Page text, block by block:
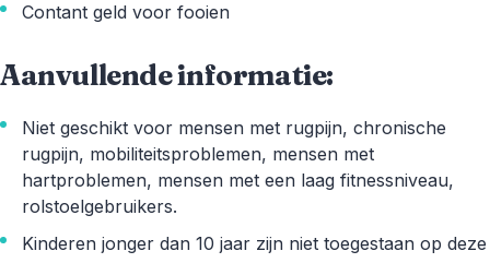
Contant geld voor fooien
Aanvullende informatie:
Niet geschikt voor mensen met rugpijn, chronische
rugpijn, mobiliteitsproblemen, mensen met
hartproblemen, mensen met een laag fitnessniveau,
rolstoelgebruikers.
Kinderen jonger dan 10 jaar zijn niet toegestaan op deze